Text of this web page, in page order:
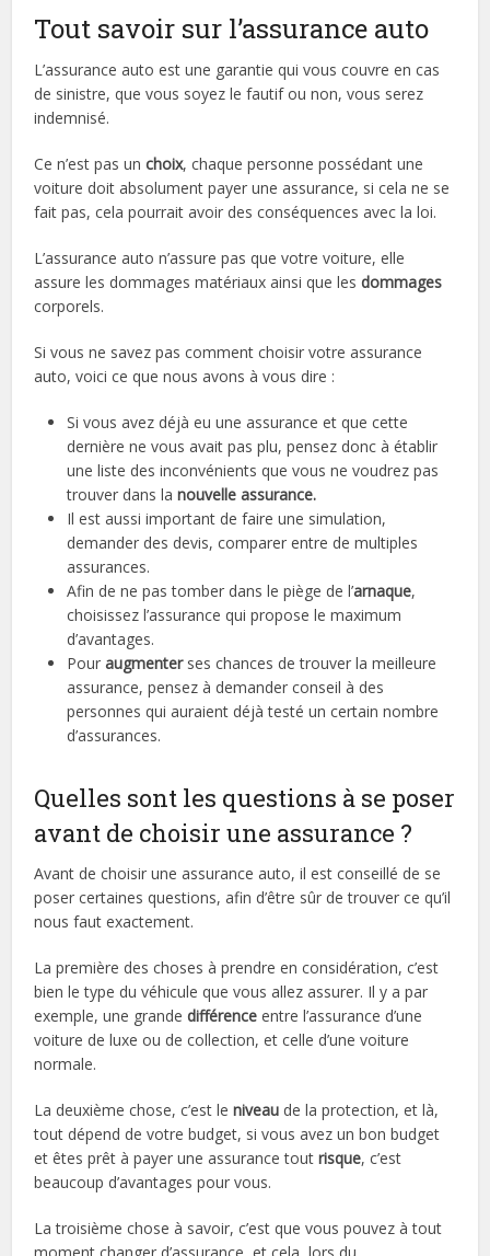
Tout savoir sur l’assurance auto
L’assurance auto est une garantie qui vous couvre en cas
de sinistre, que vous soyez le fautif ou non, vous serez
indemnisé.
Ce n’est pas unchoix, chaque personne possédant une
voiture doit absolument payer une assurance, si cela ne se
fait pas, cela pourrait avoir des conséquences avec la loi.
L’assurance auto n’assure pas que votre voiture, elle
assure les dommages matériaux ainsi que lesdommages
corporels.
Si vous ne savez pas comment choisir votre assurance
auto, voici ce que nous avons à vous dire :
Si vous avez déjà eu une assurance et que cette
dernière ne vous avait pas plu, pensez donc à établir
une liste des inconvénients que vous ne voudrez pas
trouver dans lanouvelle assurance.
Il est aussi important de faire une simulation,
demander des devis, comparer entre de multiples
assurances.
Afin de ne pas tomber dans le piège de l’arnaque,
choisissez l’assurance qui propose le maximum
d’avantages.
Pouraugmenter ses chances de trouver la meilleure
assurance, pensez à demander conseil à des
personnes qui auraient déjà testé un certain nombre
d’assurances.
Quelles sont les questions à se poser
avant de choisir une assurance ?
Avant de choisir une assurance auto, il est conseillé de se
poser certaines questions, afin d’être sûr de trouver ce qu’il
nous faut exactement.
La première des choses à prendre en considération, c’est
bien le type du véhicule que vous allez assurer. Il y a par
exemple, une grandedifférenceentre l’assurance d’une
voiture de luxe ou de collection, et celle d’une voiture
normale.
La deuxième chose, c’est leniveau de la protection, et là,
tout dépend de votre budget, si vous avez un bon budget
et êtes prêt à payer une assurance toutrisque, c’est
beaucoup d’avantages pour vous.
La troisième chose à savoir, c’est que vous pouvez à tout